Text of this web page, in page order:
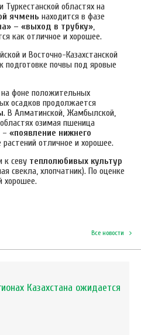
областях на
ячмень находится в фазе
– «выход в трубку»,
как отличное и хорошее.
и Восточно-Казахстанской
подготовке почвы под яровые
фоне положительных
осадков продолжается
. В Алматинской, Жамбылской,
озимая пшеница
– «появление нижнего
растений отличное и хорошее.
к севу теплолюбивых культур
свекла, хлопчатник). По оценке
хорошее.
Все новости
Казахстана ожидается